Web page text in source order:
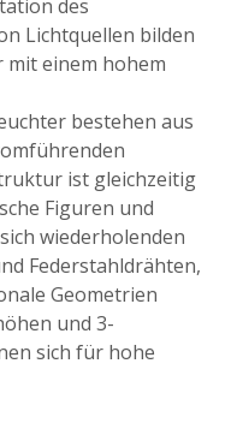
des
Lichtquellen bilden
mit einem hohem
bestehen aus
ist gleichzeitig
Figuren und
wiederholenden
Federstahldrähten,
Geometrien
und 3-
sich für hohe